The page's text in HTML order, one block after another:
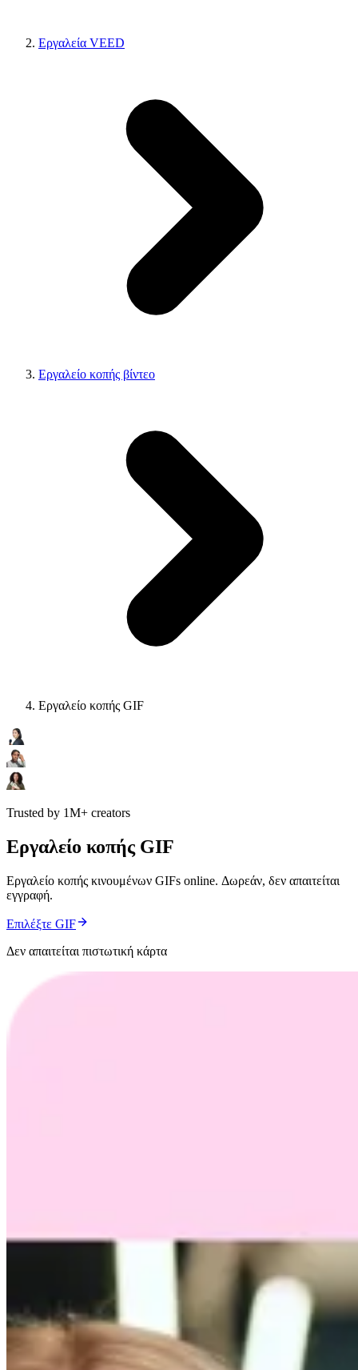
Εργαλεία VEED
Εργαλείο κοπής βίντεο
Εργαλείο κοπής GIF
Trusted by 1M+ creators
Εργαλείο κοπής GIF
Εργαλείο κοπής κινουμένων GIFs online. Δωρεάν, δεν απαιτείται
εγγραφή.
Επιλέξτε GIF
Δεν απαιτείται πιστωτική κάρτα